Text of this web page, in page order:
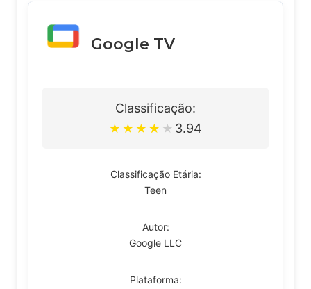
Google TV
Classificação:
★ ★ ★ ★ ★ 3.94
Classificação Etária:
Teen
Autor:
Google LLC
Plataforma: